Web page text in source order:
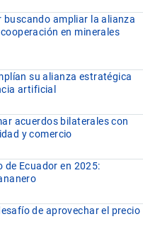
buscando ampliar la alianza
en minerales
su alianza estratégica
artificial
acuerdos bilaterales con
y comercio
Ecuador en 2025:
de aprovechar el precio